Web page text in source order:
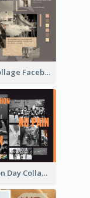
Ballet Collage Facebook Post
Marathon Day Collage Facebook Post